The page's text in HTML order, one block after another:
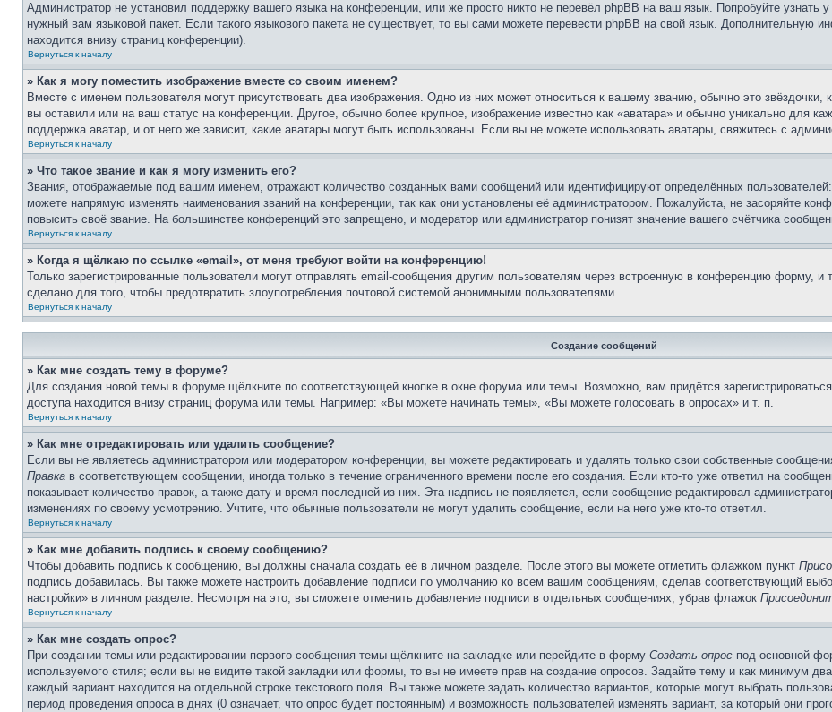
Администратор не установил поддержку вашего языка на конференции, или же просто никто не перевёл phpBB на ваш язык. Попробуйте узнать
нужный вам языковой пакет. Если такого языкового пакета не существует, то вы сами можете перевести phpBB на свой язык. Дополнительную
находится внизу страниц конференции).
Вернуться к началу
» Как я могу поместить изображение вместе со своим именем?
Вместе с именем пользователя могут присутствовать два изображения. Одно из них может относиться к вашему званию, обычно это
вы оставили или на ваш статус на конференции. Другое, обычно более крупное, изображение известно как «аватара» и обычно уникально для
поддержка аватар, и от него же зависит, какие аватары могут быть использованы. Если вы не можете использовать аватары, свяжитесь с
Вернуться к началу
» Что такое звание и как я могу изменить его?
Звания, отображаемые под вашим именем, отражают количество созданных вами сообщений или идентифицируют определённых
можете напрямую изменять наименования званий на конференции, так как они установлены её администратором. Пожалуйста, не засоряйте
повысить своё звание. На большинстве конференций это запрещено, и модератор или администратор понизят значение вашего счётчика
Вернуться к началу
» Когда я щёлкаю по ссылке «email», от меня требуют войти на конференцию!
Только зарегистрированные пользователи могут отправлять email-сообщения другим пользователям через встроенную в конференцию форму,
сделано для того, чтобы предотвратить злоупотребления почтовой системой анонимными пользователями.
Вернуться к началу
Создание сообщений
» Как мне создать тему в форуме?
Для создания новой темы в форуме щёлкните по соответствующей кнопке в окне форума или темы. Возможно, вам придётся
доступа находится внизу страниц форума или темы. Например: «Вы можете начинать темы», «Вы можете голосовать в опросах» и т. п.
Вернуться к началу
» Как мне отредактировать или удалить сообщение?
Если вы не являетесь администратором или модератором конференции, вы можете редактировать и удалять только свои собственные
Правка в соответствующем сообщении, иногда только в течение ограниченного времени после его создания. Если кто-то уже ответил на
показывает количество правок, а также дату и время последней из них. Эта надпись не появляется, если сообщение редактировал
изменениях по своему усмотрению. Учтите, что обычные пользователи не могут удалить сообщение, если на него уже кто-то ответил.
Вернуться к началу
» Как мне добавить подпись к своему сообщению?
Чтобы добавить подпись к сообщению, вы должны сначала создать её в личном разделе. После этого вы можете отметить флажком пункт
подпись добавилась. Вы также можете настроить добавление подписи по умолчанию ко всем вашим сообщениям, сделав соответствующий
настройки» в личном разделе. Несмотря на это, вы сможете отменить добавление подписи в отдельных сообщениях, убрав флажок
Вернуться к началу
» Как мне создать опрос?
При создании темы или редактировании первого сообщения темы щёлкните на закладке или перейдите в форму Создать опрос под основной
используемого стиля; если вы не видите такой закладки или формы, то вы не имеете прав на создание опросов. Задайте тему и как минимум
каждый вариант находится на отдельной строке текстового поля. Вы также можете задать количество вариантов, которые могут выбрать
период проведения опроса в днях (0 означает, что опрос будет постоянным) и возможность пользователей изменять вариант, за который они